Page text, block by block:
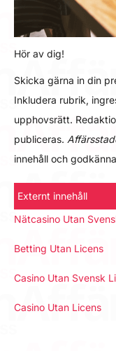
Hör av dig!
Skicka gärna in din
Inkludera rubrik,
upphovsrätt.
publiceras.
innehåll och
Externt innehåll
Nätcasino Utan
Betting Utan Licens
Casino Utan Svensk
Casino Utan Licens